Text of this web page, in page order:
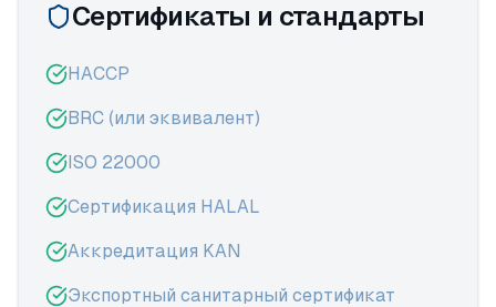
Сертификаты и стандарты
HACCP
BRC (или эквивалент)
ISO 22000
Сертификация HALAL
Аккредитация KAN
Экспортный санитарный сертификат